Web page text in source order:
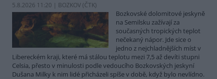
5.8.2026 11:20 | BOZKOV (ČTK)
Bozkovské dolomitové jeskyně
na Semilsku zažívají za
současných tropických teplot
nečekaný nápor. Jde sice o
jedno z nejchladnějších míst v
Libereckém kraji, které má stálou teplotu mezi 7,5 až devíti stupni
Celsia, přesto v minulosti podle vedoucího Bozkovských jeskyní
Dušana Milky k nim lidé přicházeli spíše v době, když bylo nevlídno.